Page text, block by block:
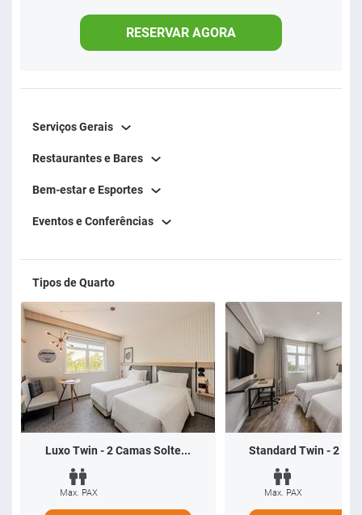
RESERVAR AGORA
Serviços Gerais
Restaurantes e Bares
Bem-estar e Esportes
Eventos e Conferências
Tipos de Quarto
Luxo Twin - 2 Camas Solte...
Max. PAX
Standard Twin - 2
Max. PAX